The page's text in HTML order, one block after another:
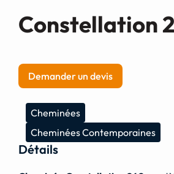
Constellation
Demander un devis
Cheminées
Cheminées Contemporaines
Détails